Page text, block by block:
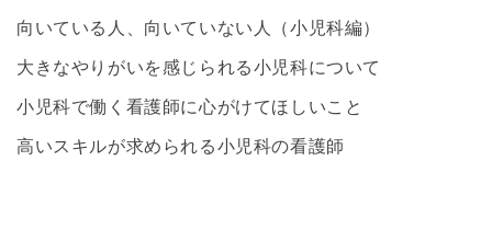
向いている人、向いていない人（小児科編）
大きなやりがいを感じられる小児科について
小児科で働く看護師に心がけてほしいこと
高いスキルが求められる小児科の看護師